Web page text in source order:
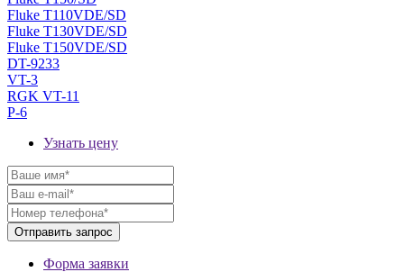
Fluke T110VDE/SD
Fluke T130VDE/SD
Fluke T150VDE/SD
DT-9233
VT-3
RGK VT-11
P-6
Узнать цену
Форма заявки